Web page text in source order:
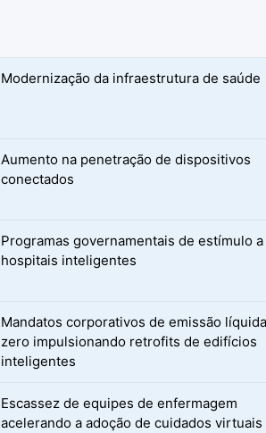
Modernização da infraestrutura de saúde
Aumento na penetração de dispositivos
conectados
Programas governamentais de estímulo a
hospitais inteligentes
Mandatos corporativos de emissão líquida
zero impulsionando retrofits de edifícios
inteligentes
Escassez de equipes de enfermagem
acelerando a adoção de cuidados virtuais